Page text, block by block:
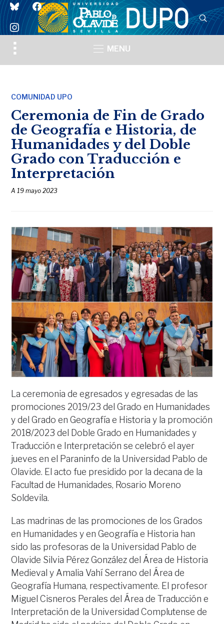
blueskyfacebook
instagram
Toggle
sidebar
MENU
COMUNIDAD UPO
Ceremonia de Fin de Grado
de Geografía e Historia, de
Humanidades y del Doble
Grado con Traducción e
Interpretación
A19 mayo 2023
La ceremonia de egresados y egresadas de las
promociones 2019/23 del Grado en Humanidades
y del Grado en Geografía e Historia y la promoción
2018/2023 del Doble Grado en Humanidades y
Traducción e Interpretación se celebró el ayer
jueves en el Paraninfo de la Universidad Pablo de
Olavide. El acto fue presidido por la decana de la
Facultad de Humanidades, Rosario Moreno
Soldevila.
Las madrinas de las promociones de los Grados
en Humanidades y en Geografía e Historia han
sido las profesoras de la Universidad Pablo de
Olavide Silvia Pérez González del Área de Historia
Medieval y Amalia Vahí Serrano del Área de
Geografía Humana, respectivamente. El profesor
Miguel Cisneros Perales del Área de Traducción e
Interpretación de la Universidad Complutense de